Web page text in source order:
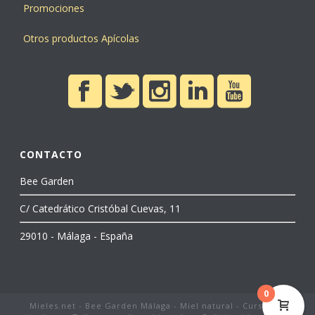
Promociones
Otros productos Apícolas
CONTACTO
Bee Garden
C/ Catedrático Cristóbal Cuevas, 11
29010 - Málaga - España
Mieles.net - Bee Garden Málaga - Miel natural - Cursos de
0